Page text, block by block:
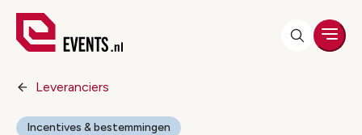
Leveranciers
Incentives & bestemmingen